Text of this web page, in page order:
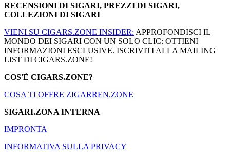
RECENSIONI DI SIGARI, PREZZI DI SIGARI,
COLLEZIONI DI SIGARI
VIENI SU CIGARS.ZONE INSIDER: APPROFONDISCI IL
MONDO DEI SIGARI CON UN SOLO CLIC: OTTIENI
INFORMAZIONI ESCLUSIVE. ISCRIVITI ALLA MAILING
LIST DI CIGARS.ZONE!
COS'È CIGARS.ZONE?
COSA TI OFFRE ZIGARREN.ZONE
SIGARI.ZONA INTERNA
IMPRONTA
INFORMATIVA SULLA PRIVACY